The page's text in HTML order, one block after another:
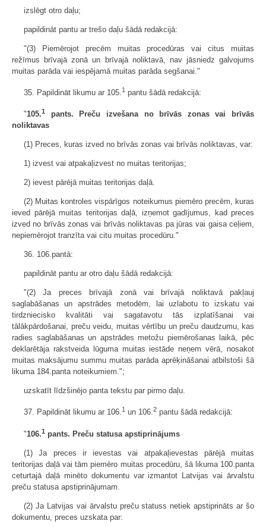
izslēgt otro daļu;
papildināt pantu ar trešo daļu šādā redakcijā:
"(3) Piemērojot precēm muitas procedūras vai citus muitas
režīmus brīvajā zonā un brīvajā noliktavā, nav jāsniedz galvojums
muitas parāda vai iespējamā muitas parāda segšanai."
35. Papildināt likumu ar 105. 1 pantu šādā redakcijā:
"105.1
pants. Preču izvešana no brīvās zonas vai brīvās
noliktavas
(1) Preces, kuras izved no brīvās zonas vai brīvās noliktavas, var:
1) izvest vai atpakaļizvest no muitas teritorijas;
2) ievest pārējā muitas teritorijas daļā.
(2) Muitas kontroles vispārīgos noteikumus piemēro precēm, kuras
ieved pārējā muitas teritorijas daļā, izņemot gadījumus, kad preces
izved no brīvās zonas vai brīvās noliktavas pa jūras vai gaisa ceļiem,
nepiemērojot tranzīta vai citu muitas procedūru."
36. 106.pantā:
papildināt pantu ar otro daļu šādā redakcijā:
"(2) Ja preces brīvajā zonā vai brīvajā noliktavā pakļauj
saglabāšanas un apstrādes metodēm, lai uzlabotu to izskatu vai
tirdzniecisko kvalitāti vai sagatavotu tās izplatīšanai vai
tālākpārdošanai, preču veidu, muitas vērtību un preču daudzumu, kas
radies saglabāšanas un apstrādes metožu piemērošanas laikā, pēc
deklarētāja rakstveida lūguma muitas iestāde neņem vērā, nosakot
muitas maksājumu summu muitas parāda aprēķināšanai atbilstoši šā
likuma 184.panta noteikumiem.";
uzskatīt līdzšinējo panta tekstu par pirmo daļu.
37. Papildināt likumu ar 106.1 un 106.2 pantu šādā redakcijā:
"106.1 pants. Preču statusa apstiprinājums
(1) Ja preces ir ievestas vai atpakaļievestas pārējā muitas
teritorijas daļā vai tām piemēro muitas procedūru, šā likuma 100.panta
ceturtajā daļā minēto dokumentu var izmantot Latvijas vai ārvalstu
preču statusa apstiprinājumam.
(2) Ja Latvijas vai ārvalstu preču statuss netiek apstiprināts ar šo
dokumentu, preces uzskata par: